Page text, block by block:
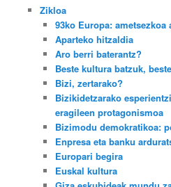
Zikloa
93ko Europa: ametsezkoa
Aparteko hitzaldia
Aro berri baterantz?
Beste kultura batzuk,
Bizi, zertarako?
Bizikidetzarako
eragileen protagonismoa
Bizimodu demokratikoa:
Enpresa eta banku
Europari begira
Euskal kultura